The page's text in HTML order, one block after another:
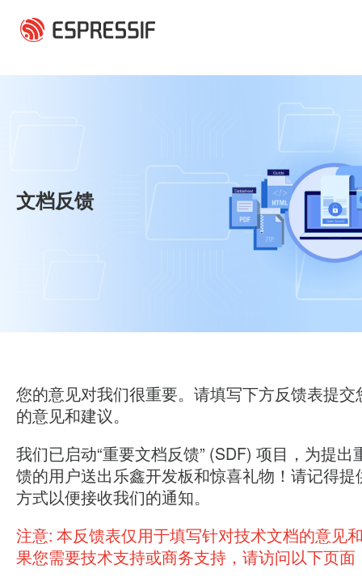
文档反馈
您的意见对我们很重要。请填写下方反馈表提交
的意见和建议。
我们已启动“重要文档反馈” (SDF) 项目，为提出
馈的用户送出乐鑫开发板和惊喜礼物！请记得提
方式以便接收我们的通知。
注意: 本反馈表仅用于填写针对技术文档的意见
果您需要技术支持或商务支持，请访问以下页面